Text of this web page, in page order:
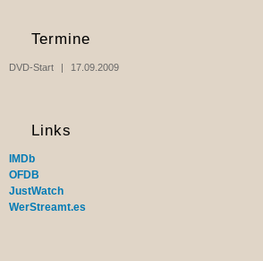
Termine
DVD-Start 17.09.2009
Links
IMDb
OFDB
JustWatch
WerStreamt.es